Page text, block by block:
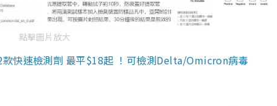
點擊圖片放大
快速檢測劑 最平$18起 ！可檢測Delta/Omicron病毒